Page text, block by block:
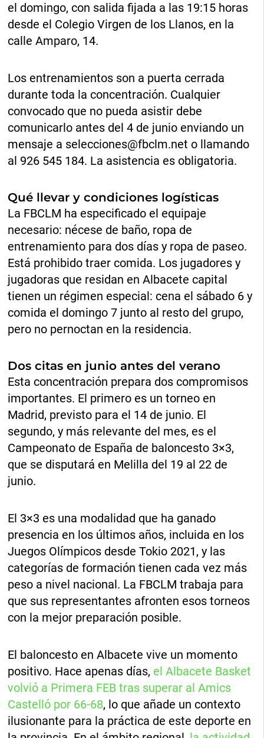
el domingo, con salida fijada a las 19:15 horas
desde el Colegio Virgen de los Llanos, en la
calle Amparo, 14.
Los entrenamientos son a puerta cerrada
durante toda la concentración. Cualquier
convocado que no pueda asistir debe
comunicarlo antes del 4 de junio enviando un
mensaje a selecciones@fbclm.net o llamando
al 926 545 184. La asistencia es obligatoria.
Qué llevar y condiciones logísticas
La FBCLM ha especificado el equipaje
necesario: nécese de baño, ropa de
entrenamiento para dos días y ropa de paseo.
Está prohibido traer comida. Los jugadores y
jugadoras que residan en Albacete capital
tienen un régimen especial: cena el sábado 6 y
comida el domingo 7 junto al resto del grupo,
pero no pernoctan en la residencia.
Dos citas en junio antes del verano
Esta concentración prepara dos compromisos
importantes. El primero es un torneo en
Madrid, previsto para el 14 de junio. El
segundo, y más relevante del mes, es el
Campeonato de España de baloncesto 3×3,
que se disputará en Melilla del 19 al 22 de
junio.
El 3×3 es una modalidad que ha ganado
presencia en los últimos años, incluida en los
Juegos Olímpicos desde Tokio 2021, y las
categorías de formación tienen cada vez más
peso a nivel nacional. La FBCLM trabaja para
que sus representantes afronten esos torneos
con la mejor preparación posible.
El baloncesto en Albacete vive un momento
positivo. Hace apenas días, el Albacete Basket
volvió a Primera FEB tras superar al Amics
Castelló por 66-68, lo que añade un contexto
ilusionante para la práctica de este deporte en